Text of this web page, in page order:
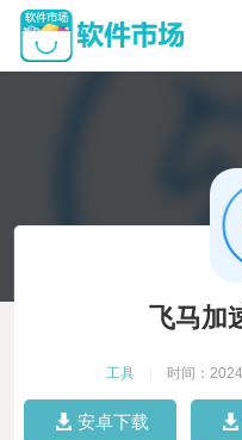
飞马
工具 时间：
安卓下载